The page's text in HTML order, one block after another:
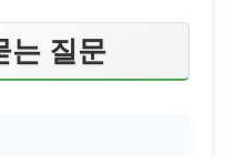
는 질문